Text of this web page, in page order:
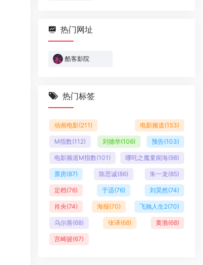
热门网址
酷客影院
热门标签
动画电影(211) 电影频道(153)
M指数(112) 刘德华(106) 预告(103)
电影频道M指数(101) 哪吒之魔童闹海(98)
票房(87) 陈思诚(86) 朱一龙(85)
定档(76) 于适(76) 刘昊然(74)
肖央(74) 海报(70) 飞驰人生2(70)
乌尔善(68) 张译(68) 黄渤(68)
宫崎骏(67)